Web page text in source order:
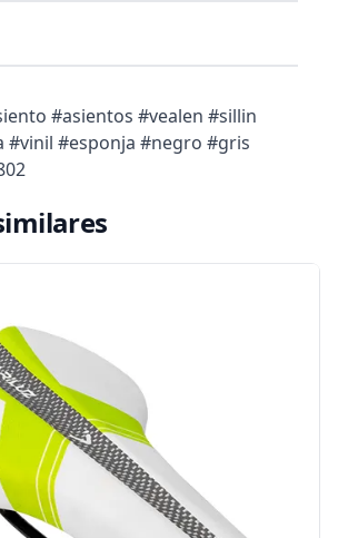
#asientos #vealen #sillin
#vinil #esponja #negro #gris